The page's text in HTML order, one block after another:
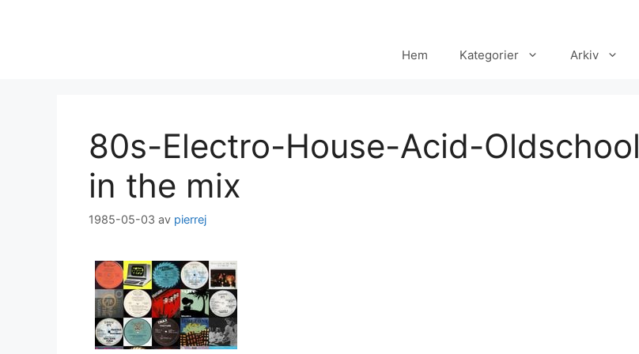
Hem Kategorier Arkiv
80s-Electro-House-Acid-Oldschool
in the mix
1985-05-03 av pierrej